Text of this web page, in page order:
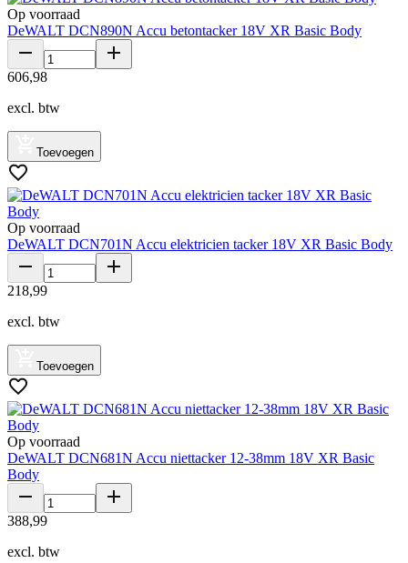
Op voorraad
DeWALT DCN890N Accu betontacker 18V XR Basic Body
606,98
excl. btw
Toevoegen
Op voorraad
DeWALT DCN701N Accu elektricien tacker 18V XR Basic Body
218,99
excl. btw
Toevoegen
Op voorraad
DeWALT DCN681N Accu niettacker 12-38mm 18V XR Basic
Body
388,99
excl. btw